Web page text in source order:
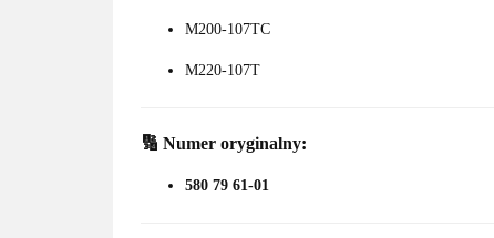
M200-107TC
M220-107T
🔢 Numer oryginalny:
580 79 61-01